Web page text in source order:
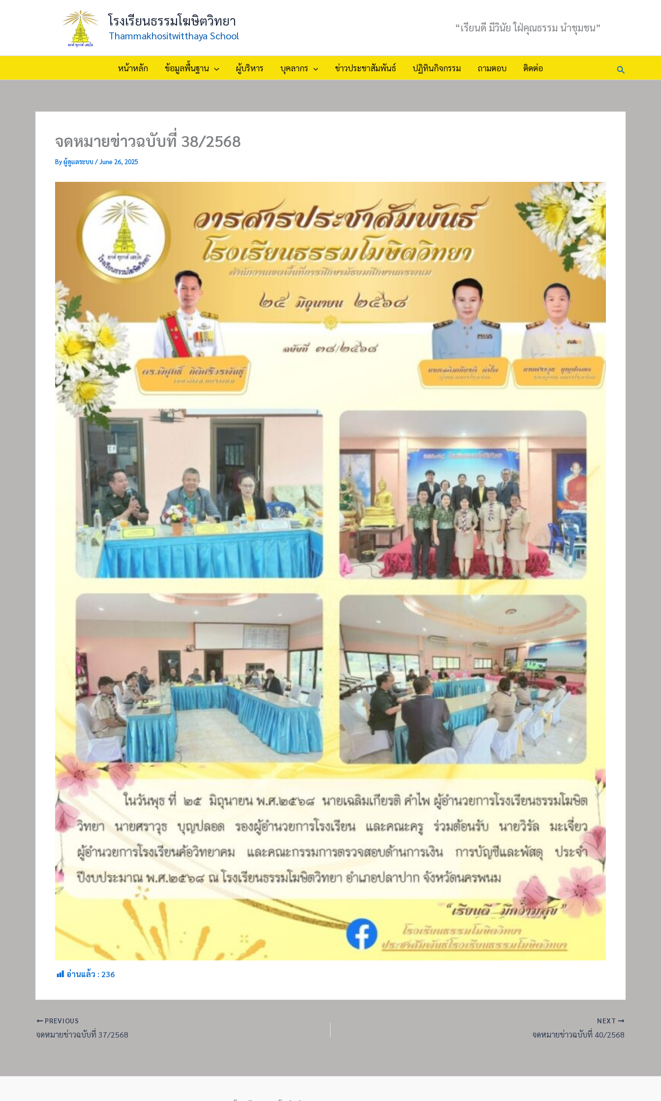
โรงเรียนธรรมโฆษิตวิทยา
Thammakhositwitthaya School
“เรียนดี มีวินัย ใฝ่คุณธรรม นำชุมชน”
หน้าหลัก ข้อมูลพื้นฐาน ผู้บริหาร บุคลากร ข่าวประชาสัมพันธ์ ปฏิทินกิจกรรม ถามตอบ ติดต่อ Search
จดหมายข่าวฉบับที่ 38/2568
Byผู้ดูแลระบบ/June 26, 2025
อ่านแล้ว : 236
PREVIOUS
จดหมายข่าวฉบับที่ 37/2568
NEXT
จดหมายข่าวฉบับที่ 40/2568